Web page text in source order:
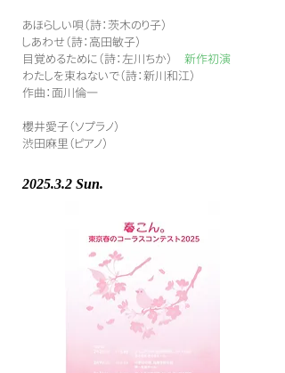
あほらしい唄（詩：茨木のり子）
しあわせ（詩：高田敏子）
目覚めるために（詩：左川ちか） 新作初演
わたしを束ねないで（詩：新川和江）
作曲：面川倫一
櫻井愛子（ソプラノ）
渋田麻里（ピアノ）
2025.3.2 Sun.